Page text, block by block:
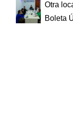
Otra
Boleta